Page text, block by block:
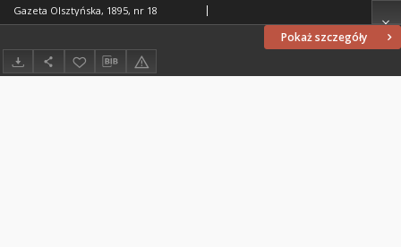
Pokaż szczegóły
Gazeta Olsztyńska, 1895, nr 18